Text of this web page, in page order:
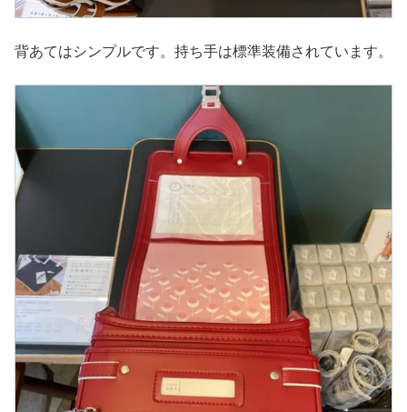
背あてはシンプルです。持ち手は標準装備されています。